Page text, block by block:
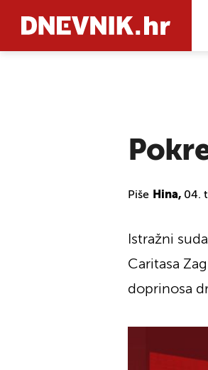
Piše Hina, 04.
Istražni
Caritasa
doprinosa